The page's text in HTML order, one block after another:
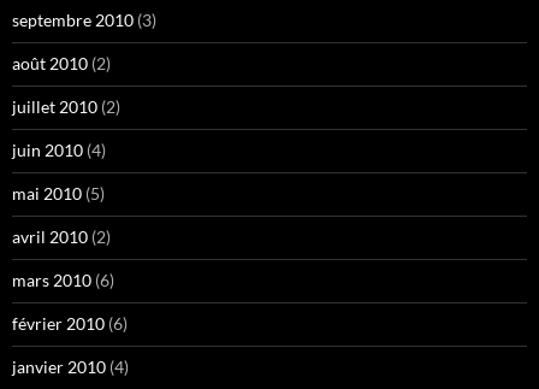
septembre 2010 (3)
août 2010 (2)
juillet 2010 (2)
juin 2010 (4)
mai 2010 (5)
avril 2010 (2)
mars 2010 (6)
février 2010 (6)
janvier 2010 (4)